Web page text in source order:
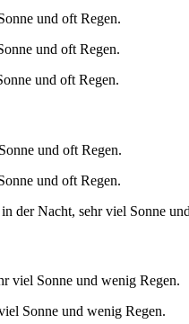
und oft Regen.
und oft Regen.
und oft Regen.
und oft Regen.
und oft Regen.
der Nacht, sehr viel Sonne
viel Sonne und wenig Regen.
Sonne und wenig Regen.